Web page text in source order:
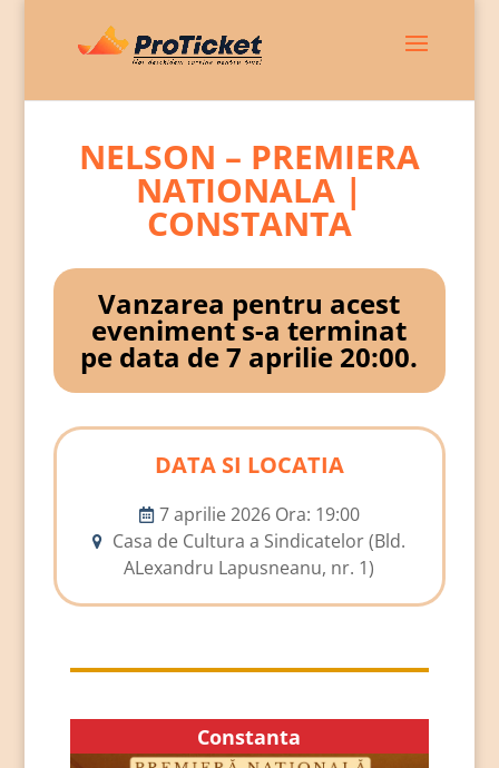
NELSON – PREMIERA
NATIONALA |
CONSTANTA
Vanzarea pentru acest
eveniment s-a terminat
pe data de 7 aprilie 20:00.
DATA SI LOCATIA
7 aprilie 2026 Ora: 19:00
Casa de Cultura a Sindicatelor (Bld.
ALexandru Lapusneanu, nr. 1)
Constanta